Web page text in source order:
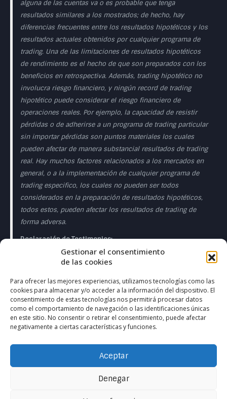
Gestionar el consentimiento
de las cookies
Para ofrecer las mejores experiencias, utilizamos tecnologías como las
cookies para almacenar y/o acceder a la información del dispositivo. El
consentimiento de estas tecnologías nos permitirá procesar datos
como el comportamiento de navegación o las identificaciones únicas
en este sitio. No consentir o retirar el consentimiento, puede afectar
negativamente a ciertas características y funciones.
Aceptar
Denegar
alguna de las cuentas va o es probable que tenga
resultados similares a los mostrados; de hecho, hay
diferencias frecuentes entre los resultados hipotéticos y los
resultados actuales obtenidos por cualquier programa de
trading. Una de las limitaciones de resultados hipotéticos
de rendimiento es el hecho de que son preparados con los
beneficios en retrospectiva. Además, trading hipotético no
involucra riesgo financiero, y ningún record de trading
hipotético puede considerar el riesgo financiero de
operaciones reales. Por ejemplo, la capacidad de resistir
pérdidas o de adherirse a un programa de trading particular
sin importar pérdidas son puntos materiales los cuales
pueden afectar de manera substancial resultados de trading
real. Hay muchos factores relacionados a los mercados en
general, o a la implementación de cualquier programa de
trading especifico, los cuales no pueden ser todos
considerados en la preparación de resultados hipotéticos,
todos estos, pueden afectar los resultados de trading de
forma adversa.
Declaración de Testimonios:
Los testimonios que aparecen en esta página web pueden
garantía de rendimiento o éxito en el futuro.
Declaración de la Sala de Operaciones en Directo:
Esta presentación sólo tiene fines educativos y las
opiniones expresadas son las del presentador del
considerarse hipotéticas y no debe esperarse que se